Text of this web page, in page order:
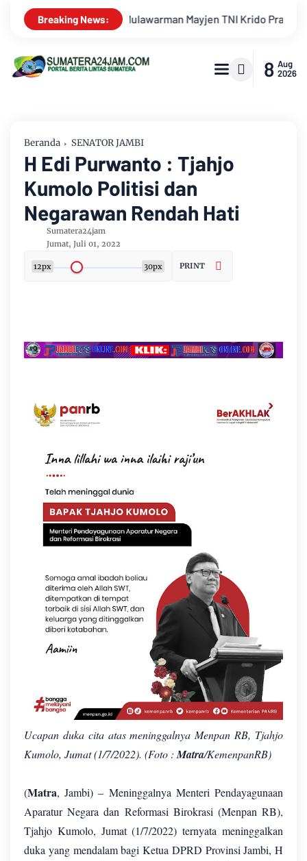
Breaking News:
Jadi Ikon Singing Competition HUT Ke-81 RI Kejati
8 Aug
2026
Beranda SENATOR JAMBI
H Edi Purwanto : Tjahjo
Kumolo Politisi dan
Negarawan Rendah Hati
Sumatera24jam
Jumat, Juli 01, 2022
12px 30px PRINT
Ucapan duka cita atas meninggalnya Menpan RB, Tjahjo
Kumolo, Jumat (1/7/2022). (Foto : Matra/KemenpanRB)
(Matra, Jambi) – Meninggalnya Menteri Pendayagunaan
Aparatur Negara dan Reformasi Birokrasi (Menpan RB),
Tjahjo Kumolo, Jumat (1/7/2022) ternyata meninggalkan
duka yang mendalam bagi Ketua DPRD Provinsi Jambi, H